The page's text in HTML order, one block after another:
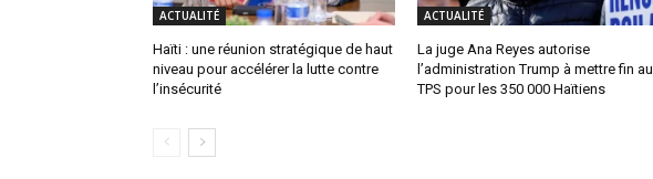
ACTUALITÉ
Haïti : une réunion stratégique de haut
niveau pour accélérer la lutte contre
l’insécurité
ACTUALITÉ
La juge Ana Reyes autorise
l’administration Trump à mettre fin au
TPS pour les 350 000 Haïtiens